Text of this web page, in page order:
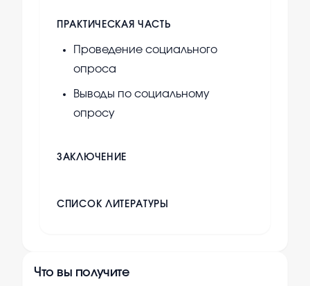
ПРАКТИЧЕСКАЯ ЧАСТЬ
Проведение социального
опроса
Выводы по социальному
опросу
ЗАКЛЮЧЕНИЕ
СПИСОК ЛИТЕРАТУРЫ
Что вы получите